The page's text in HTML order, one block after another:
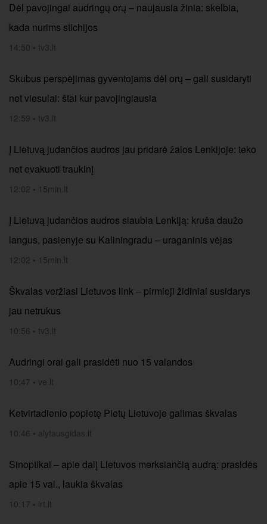
Dėl pavojingai audringų orų – naujausia žinia: skelbia,
kada nurims stichijos
14:50 • tv3.lt
Skubus perspėjimas gyventojams dėl orų – gali susidaryti
net viesulai: štai kur pavojingiausia
12:59 • tv3.lt
Į Lietuvą judančios audros jau pridarė žalos Lenkijoje: teko
net evakuoti traukinį
12:02 • 15min.lt
Į Lietuvą judančios audros siaubia Lenkiją: kruša daužo
langus, pasienyje su Kaliningradu – uraganinis vėjas
12:02 • 15min.lt
Škvalas veržiasi Lietuvos link – pirmieji židiniai susidarys
jau netrukus
10:56 • tv3.lt
Audringi orai gali prasidėti nuo 15 valandos
10:47 • ve.lt
Ketvirtadienio popietę Pietų Lietuvoje galimas škvalas
10:46 • alytausgidas.lt
Sinoptikai – apie dalį Lietuvos merksiančią audrą: prasidės
apie 15 val., laukia škvalas
10:17 • lrt.lt